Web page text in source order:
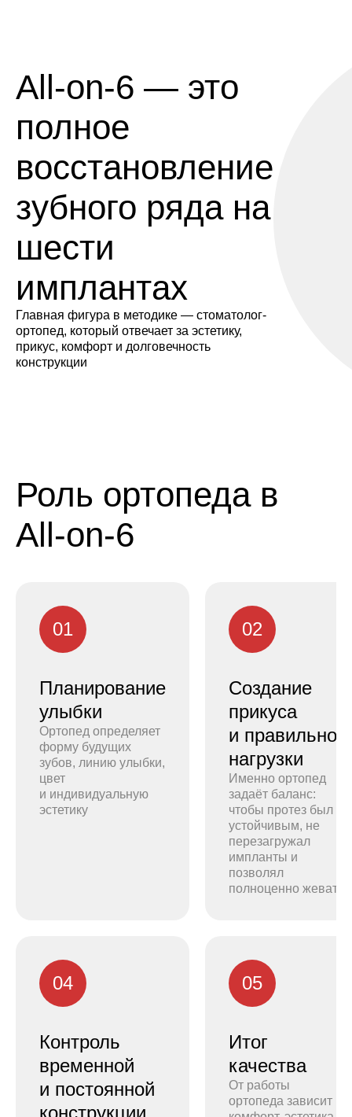
Точное протезирование под контролем
Записаться на консультацию
All-on-6 — это
полное
восстановление
зубного ряда на
шести
имплантах
Главная фигура в методике — стоматолог-
ортопед, который отвечает за эстетику,
прикус, комфорт и долговечность
конструкции
Роль ортопеда в
All-on-6
01
Планирование
улыбки
Ортопед определяет
форму будущих
зубов, линию улыбки,
цвет
и индивидуальную
эстетику
02
Создание
прикуса
и правильной
нагрузки
Именно ортопед
задаёт баланс:
чтобы протез был
устойчивым, не
перезагружал
импланты и
позволял
полноценно жевать
04
Контроль
временной
и постоянной
конструкции
05
Итог
качества
От работы
ортопеда зависит